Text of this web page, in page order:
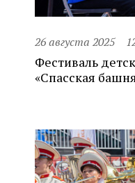
26 августа 2025
Фестиваль
«Спасская